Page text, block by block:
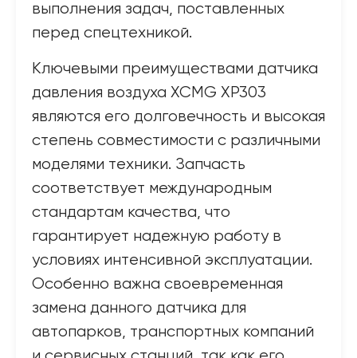
выполнения задач, поставленных
перед спецтехникой.
Ключевыми преимуществами датчика
давления воздуха XCMG XP303
являются его долговечность и высокая
степень совместимости с различными
моделями техники. Запчасть
соответствует международным
стандартам качества, что
гарантирует надежную работу в
условиях интенсивной эксплуатации.
Особенно важна своевременная
замена данного датчика для
автопарков, транспортных компаний